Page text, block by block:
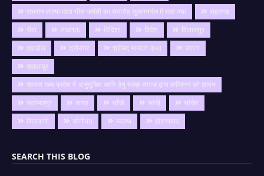
रायसेन तात्या मामा भील जयंती का समारोह सुल्तानगंज में रखा गया
राहतगढ़
रीवा
लखनऊ विदिशा विदेश
विलासपुर
शहडोल
श्रीनगर श्रीमद् भागवत कथा
सतना
सतलापुर
समस्त मध्य प्रदेश मै अनुसूचित जाति हेतु रजक समाज द्वारा कमिश्नर को ज्ञापन
सलामतपुर
सागर साँची सांची
सांचेत
सिलवानी
सोनीपत स्वस्थ होशंगाबाद
SEARCH THIS BLOG